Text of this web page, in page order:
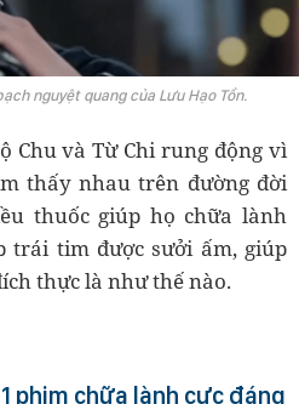
nguyệt quang của Lưu Hạo Tồn.
Chu và Từ Chi rung động vì
thấy nhau trên đường đời
thuốc giúp họ chữa lành
trái tim được sưởi ấm, giúp
thực là như thế nào.
phim chữa lành cực đáng